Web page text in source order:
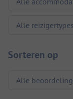
Sorteren op